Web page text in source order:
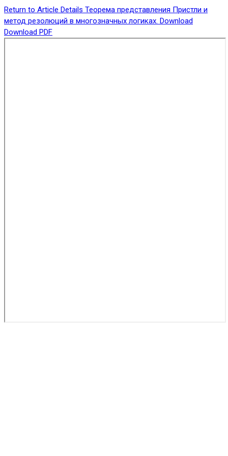
Return to Article Details Теорема представления Пристли и
метод резолюций в многозначных логиках. Download
Download PDF